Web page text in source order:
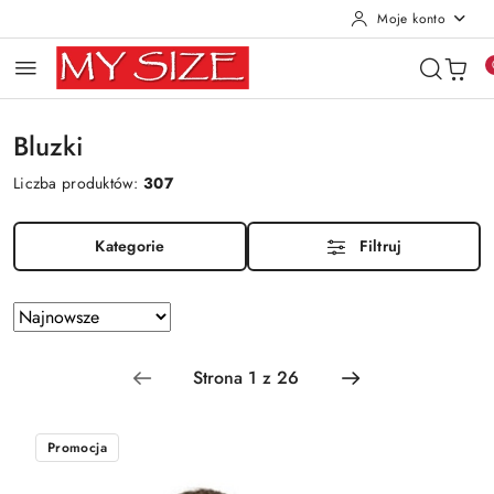
Moje konto
Bluzki
Liczba produktów:307
Kategorie Filtruj
Zastosowano
sortowanie:
Sortuj
według
Promocja